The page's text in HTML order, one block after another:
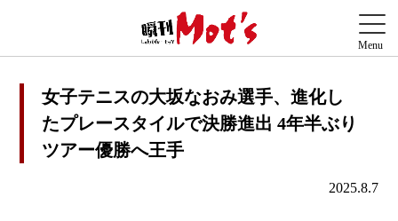
女子テニスの大坂なおみ選手、進化し
たプレースタイルで決勝進出 4年半ぶり
ツアー優勝へ王手
2025.8.7